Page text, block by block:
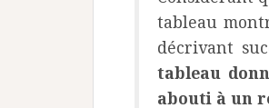
tableau
décrivant
tableau
abouti à un